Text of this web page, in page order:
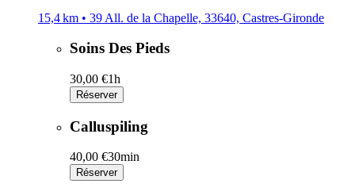
15,4 km • 39 All. de la Chapelle, 33640, Castres-Gironde
Soins Des Pieds
30,00 €1h
Réserver
Calluspiling
40,00 €30min
Réserver